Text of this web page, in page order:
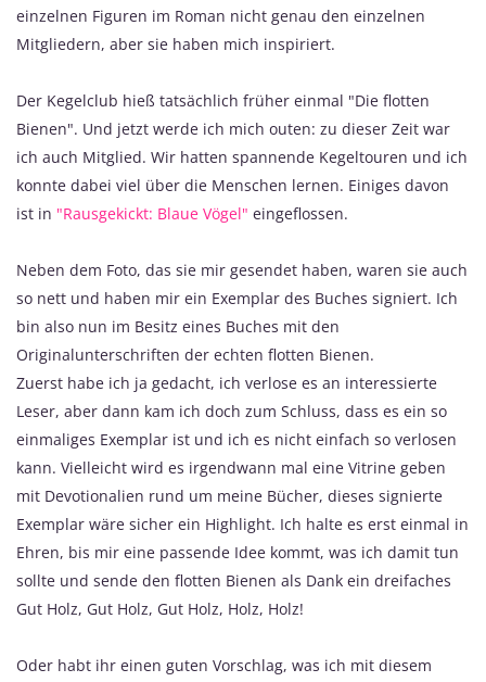
einzelnen Figuren im Roman nicht genau den einzelnen
Mitgliedern, aber sie haben mich inspiriert.
Der Kegelclub hieß tatsächlich früher einmal "Die flotten
Bienen". Und jetzt werde ich mich outen: zu dieser Zeit war
ich auch Mitglied. Wir hatten spannende Kegeltouren und ich
konnte dabei viel über die Menschen lernen. Einiges davon
ist in "Rausgekickt: Blaue Vögel" eingeflossen.
Neben dem Foto, das sie mir gesendet haben, waren sie auch
so nett und haben mir ein Exemplar des Buches signiert. Ich
bin also nun im Besitz eines Buches mit den
Originalunterschriften der echten flotten Bienen.
Zuerst habe ich ja gedacht, ich verlose es an interessierte
Leser, aber dann kam ich doch zum Schluss, dass es ein so
einmaliges Exemplar ist und ich es nicht einfach so verlosen
kann. Vielleicht wird es irgendwann mal eine Vitrine geben
mit Devotionalien rund um meine Bücher, dieses signierte
Exemplar wäre sicher ein Highlight. Ich halte es erst einmal in
Ehren, bis mir eine passende Idee kommt, was ich damit tun
sollte und sende den flotten Bienen als Dank ein dreifaches
Gut Holz, Gut Holz, Gut Holz, Holz, Holz!
Oder habt ihr einen guten Vorschlag, was ich mit diesem